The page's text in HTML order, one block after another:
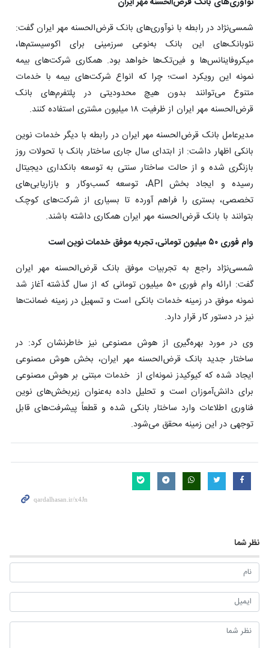
شمسی‌نژاد در رابطه با نوآوری‌های بانک قرض‌الحسنه مهر ایران گفت:
نئوبانک‌های این بانک به‌نوعی سرزمینی برای اکوسیستم‌ها،
میکروفاینانس‌ها و فین‌تک‌ها خواهد بود. همکاری شرکت‌های بیمه
نمونه این رویکرد است؛ چرا که انواع شرکت‌های بیمه با خدمات
متنوع می‌توانند بدون هیچ محدودیتی در پلتفرم‌های بانک
قرض‌الحسنه مهر ایران از ظرفیت ۱۸ میلیون مشتری استفاده کنند.
مدیرعامل بانک قرض‌الحسنه مهر ایران در رابطه با دیگر خدمات نوین
بانکی اظهار داشت: از ابتدای سال جاری ساختار بانک با تحولات روز
بازنگری شده و از حالت ساختار سنتی به توسعه بانکداری دیجیتال
رسیده و ایجاد بخش API، توسعه کسب‌وکار و بازاریابی‌های
تخصصی، بستری را فراهم آورده تا بسیاری از شرکت‌های کوچک
بتوانند با بانک قرض‌الحسنه مهر ایران همکاری داشته ‌باشند.
وام فوری ۵۰ میلیون تومانی، تجربه موفق خدمات نوین است
شمسی‌نژاد راجع به تجربیات موفق بانک قرض‌الحسنه مهر ایران
گفت: ارائه وام فوری ۵۰ میلیون تومانی که از سال گذشته آغاز شد
نمونه موفق در زمینه خدمات بانکی است و تسهیل در زمینه ضمانت‌ها
نیز در دستور کار قرار دارد.
وی در مورد بهره‌گیری از هوش مصنوعی نیز خاطرنشان کرد: در
ساختار جدید بانک قرض‌الحسنه مهر ایران، بخش هوش‌ مصنوعی
ایجاد شده که کیوکیدز نمونه‌ای از خدمات مبتنی بر هوش مصنوعی
برای دانش‌آموزان است و تحلیل داده به‌عنوان زیربخش‌های نوین
فناوری اطلاعات وارد ساختار بانکی شده و قطعاً پیشرفت‌های قابل‌
توجهی در این زمینه محقق می‌شود.
نظر شما